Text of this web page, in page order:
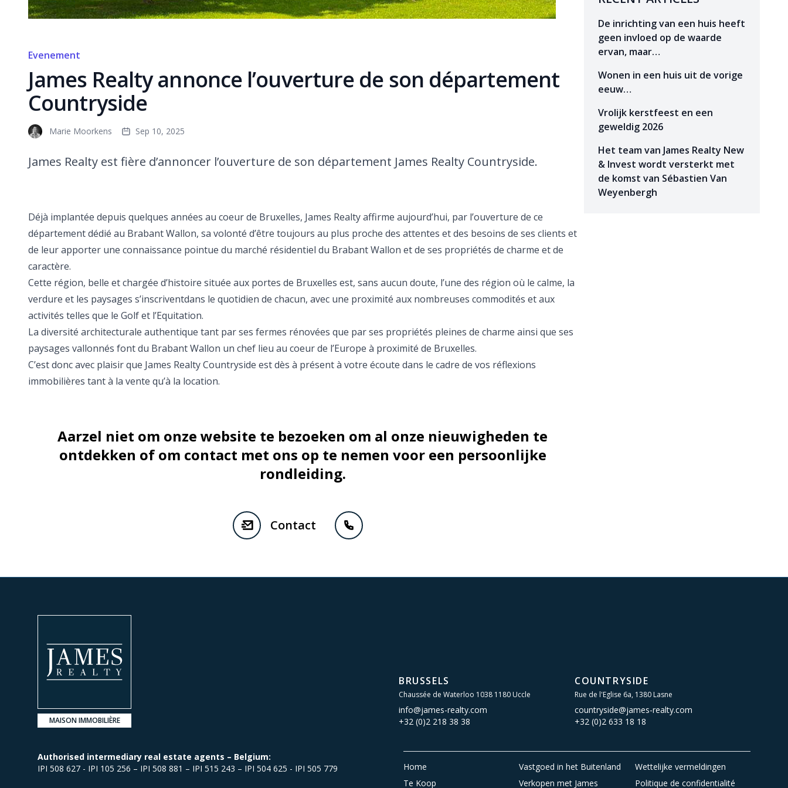
Evenement
James Realty annonce l’ouverture de son département
Countryside
Marie Moorkens Sep 10, 2025
James Realty est fière d’annoncer l’ouverture de son département James Realty Countryside.
Déjà implantée depuis quelques années au coeur de Bruxelles, James Realty affirme aujourd’hui, par l’ouverture de ce
département dédié au Brabant Wallon, sa volonté d’être toujours au plus proche des attentes et des besoins de ses clients et
de leur apporter une connaissance pointue du marché résidentiel du Brabant Wallon et de ses propriétés de charme et de
caractère.
Cette région, belle et chargée d’histoire située aux portes de Bruxelles est, sans aucun doute, l’une des région où le calme, la
verdure et les paysages s’inscriventdans le quotidien de chacun, avec une proximité aux nombreuses commodités et aux
activités telles que le Golf et l’Equitation.
La diversité architecturale authentique tant par ses fermes rénovées que par ses propriétés pleines de charme ainsi que ses
paysages vallonnés font du Brabant Wallon un chef lieu au coeur de l’Europe à proximité de Bruxelles.
C’est donc avec plaisir que James Realty Countryside est dès à présent à votre écoute dans le cadre de vos réflexions
immobilières tant à la vente qu’à la location.
Aarzel niet om onze website te bezoeken om al onze nieuwigheden te
ontdekken of om contact met ons op te nemen voor een persoonlijke
rondleiding.
Contact
De inrichting van een huis heeft
geen invloed op de waarde
ervan, maar…
Wonen in een huis uit de vorige
eeuw…
Vrolijk kerstfeest en een
geweldig 2026
Het team van James Realty New
& Invest wordt versterkt met
de komst van Sébastien Van
Weyenbergh
MAISON IMMOBILIÈRE
BRUSSELS
Chaussée de Waterloo 1038 1180 Uccle
info@james-realty.com
+32 (0)2 218 38 38
COUNTRYSIDE
Rue de l'Eglise 6a, 1380 Lasne
countryside@james-realty.com
+32 (0)2 633 18 18
Authorised intermediary real estate agents – Belgium:
IPI 508 627 - IPI 105 256 – IPI 508 881 – IPI 515 243 – IPI 504 625 - IPI 505 779
Home Vastgoed in het Buitenland
Wettelijke vermeldingen
Te Koop
Verkopen met James Politique de confidentialité